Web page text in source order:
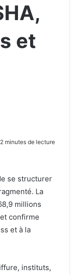
et
2 minutes de lecture
se structurer
La
millions
confirme
et à la
instituts,